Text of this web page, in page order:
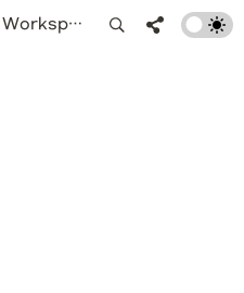
Google Workspace 사용자 추가:함수적용_공유용